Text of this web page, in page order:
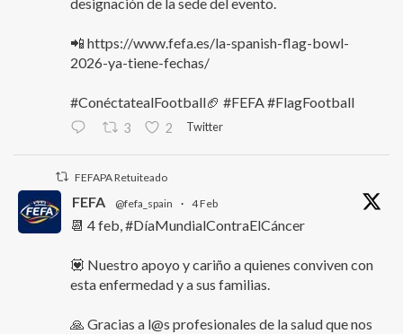
📲 https://www.fefa.es/la-spanish-flag-bowl-
2026-ya-tiene-fechas/
#ConéctatealFootball🏈 #FEFA #FlagFootball
3 2 Twitter
FEFAPA Retuiteado
FEFA @fefa_spain · 4 Feb
📆 4 feb, #DíaMundialContraElCáncer
💟 Nuestro apoyo y cariño a quienes conviven con
esta enfermedad y a sus familias.
🙏 Gracias a l@s profesionales de la salud que nos